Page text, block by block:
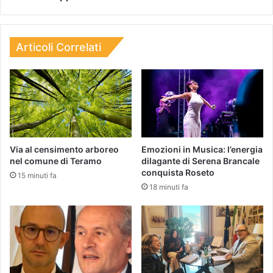
Articoli Correlati
Via al censimento arboreo
nel comune di Teramo
15 minuti fa
Emozioni in Musica: l’energia
dilagante di Serena Brancale
conquista Roseto
18 minuti fa